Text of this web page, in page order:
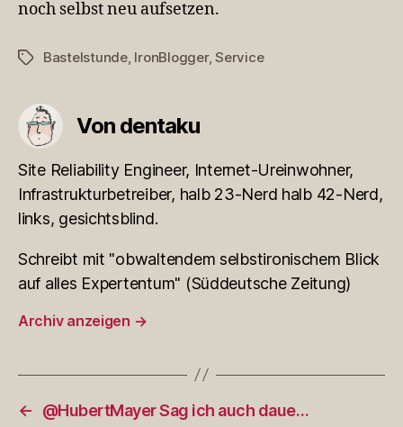
noch selbst neu aufsetzen.
Schlagwörter
Bastelstunde, IronBlogger,Service
Von dentaku
Site Reliability Engineer, Internet-Ureinwohner,
Infrastrukturbetreiber, halb 23-Nerd halb 42-Nerd,
links, gesichtsblind.
Schreibt mit "obwaltendem selbstironischem Blick
auf alles Expertentum" (Süddeutsche Zeitung)
Archiv anzeigen →
←
@HubertMayer Sag ich auch daue…